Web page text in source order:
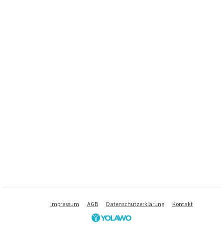
Impressum AGB Datenschutzerklärung Kontakt